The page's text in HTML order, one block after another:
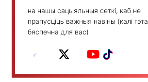
на нашы сацыяльныя сеткі, каб не
прапусціць важныя навіны (калі гэта
бяспечна для вас)